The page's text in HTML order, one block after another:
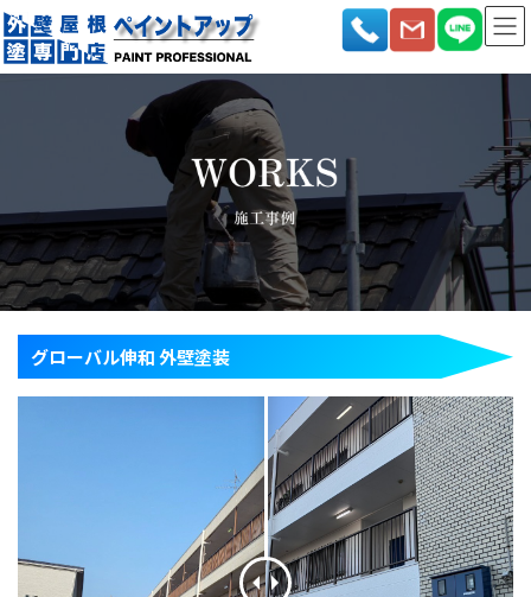
コ
ン
テ
プ
ナ
ビ
ゲ
動
グローバル伸和 外壁塗装